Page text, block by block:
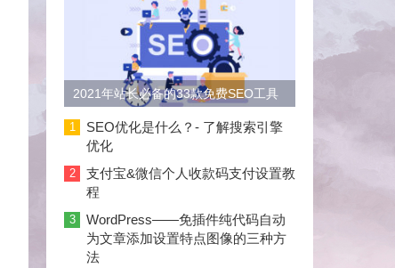
2021年站长必备的33款免费SEO工具
大合集
1
SEO优化是什么？- 了解搜索引擎
优化
2
支付宝&微信个人收款码支付设置教
程
3
WordPress——免插件纯代码自动
为文章添加设置特点图像的三种方
法